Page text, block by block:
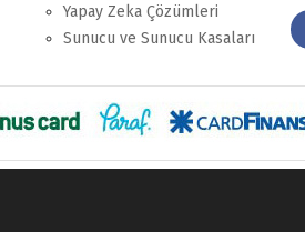
Yapay Zeka Çözümleri
Sunucu ve Sunucu Kasaları
İşlem Ltd. Şti.